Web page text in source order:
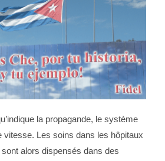
la propagande, le système
vitesse. Les soins dans les hôpitaux
alors dispensés dans des